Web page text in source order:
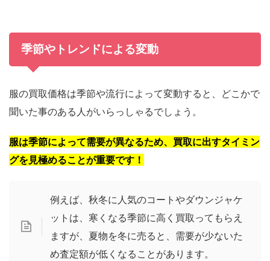
季節やトレンドによる変動
服の買取価格は季節や流行によって変動すると、どこかで
聞いた事のある人がいらっしゃるでしょう。
服は季節によって需要が異なるため、買取に出すタイミン
グを見極めることが重要です！
例えば、秋冬に人気のコートやダウンジャケ
ットは、寒くなる季節に高く買取ってもらえ
ますが、夏物を冬に売ると、需要が少ないた
め査定額が低くなることがあります。